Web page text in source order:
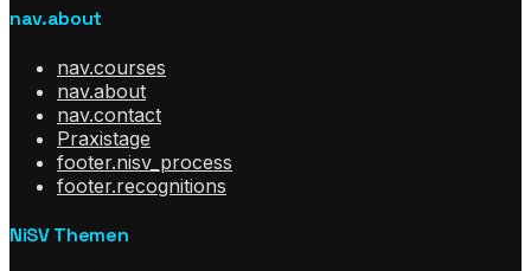
nav.about
nav.courses
nav.about
nav.contact
Praxistage
footer.nisv_process
footer.recognitions
NiSV Themen